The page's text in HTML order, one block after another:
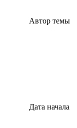
Автор темы
Дата начала